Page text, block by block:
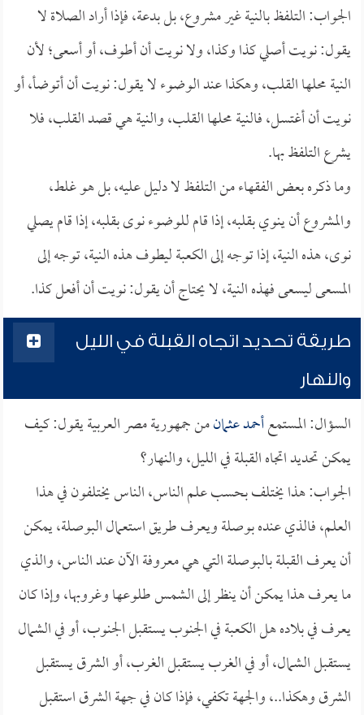
الجواب: التلفظ بالنية غير مشروع، بل بدعة، فإذا أراد الصلاة لا
يقول: نويت أصلي كذا وكذا، ولا نويت أن أطوف، أو أسعى؛ لأن
النية محلها القلب، وهكذا عند الوضوء لا يقول: نويت أن أتوضأ، أو
نويت أن أغتسل، فالنية محلها القلب، والنية هي قصد القلب، فلا
يشرع التلفظ بها.
وما ذكره بعض الفقهاء من التلفظ لا دليل عليه، بل هو غلط،
والمشروع أن ينوي بقلبه، إذا قام للوضوء نوى بقلبه، إذا قام يصلي
نوى، هذه النية، إذا توجه إلى الكعبة ليطوف هذه النية، توجه إلى
المسعى ليسعى فهذه النية، لا يحتاج أن يقول: نويت أن أفعل كذا.
طريقة تحديد اتجاه القبلة في الليل
والنهار
السؤال: المستمعأحمد عثمانمن جمهورية مصر العربية يقول: كيف
يمكن تحديد اتجاه القبلة في الليل، والنهار؟
الجواب: هذا يختلف بحسب علم الناس، الناس يختلفون في هذا
العلم، فالذي عنده بوصلة ويعرف طريق استعمال البوصلة، يمكن
أن يعرف القبلة بالبوصلة التي هي معروفة الآن عند الناس، والذي
ما يعرف هذا يمكن أن ينظر إلى الشمس طلوعها وغروبها، وإذا كان
يعرف في بلاده هل الكعبة في الجنوب يستقبل الجنوب، أو في الشمال
يستقبل الشمال، أو في الغرب يستقبل الغرب، أو الشرق يستقبل
الشرق وهكذا..، والجهة تكفي، فإذا كان في جهة الشرق استقبل